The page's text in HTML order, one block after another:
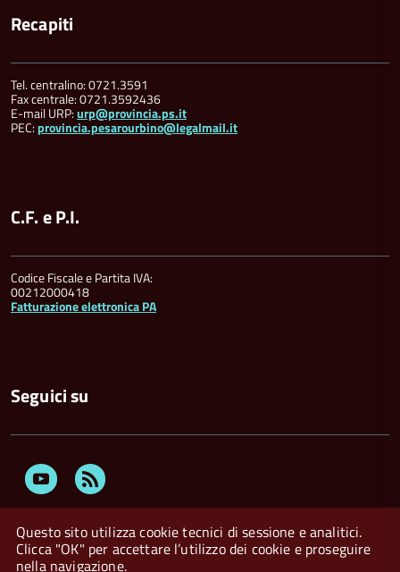
Questo sito utilizza cookie tecnici di sessione e analitici.
Clicca "OK" per accettare l’utilizzo dei cookie e proseguire
nella navigazione.
Recapiti
Tel. centralino: 0721.3591
Fax centrale: 0721.3592436
E-mail URP:urp@provincia.ps.it
PEC:provincia.pesarourbino@legalmail.it
C.F. e P.I.
Codice Fiscale e Partita IVA:
00212000418
Fatturazione elettronica PA
Seguici su
Youtube